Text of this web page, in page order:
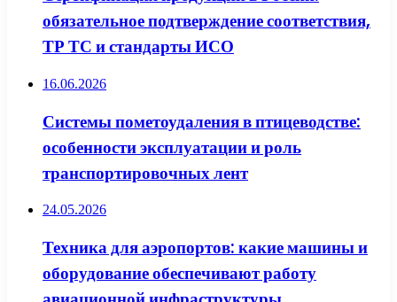
обязательное подтверждение соответствия,
ТР ТС и стандарты ИСО
16.06.2026
Системы пометоудаления в птицеводстве:
особенности эксплуатации и роль
транспортировочных лент
24.05.2026
Техника для аэропортов: какие машины и
оборудование обеспечивают работу